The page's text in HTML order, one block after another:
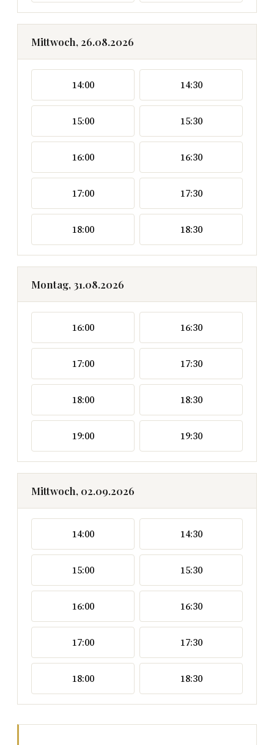
Mittwoch, 26.08.2026
14:00 14:30
15:00 15:30
16:00 16:30
17:00 17:30
18:00 18:30
Montag, 31.08.2026
16:00 16:30
17:00 17:30
18:00 18:30
19:00 19:30
Mittwoch, 02.09.2026
14:00 14:30
15:00 15:30
16:00 16:30
17:00 17:30
18:00 18:30